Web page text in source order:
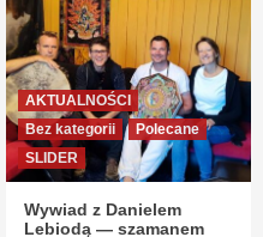
AKTUALNOŚCI
Bez kategorii
Polecane
SLIDER
Wywiad z Danielem
Lebiodą — szamanem